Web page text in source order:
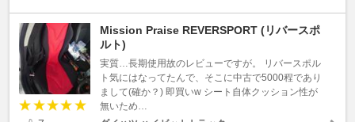
Mission Praise REVERSPORT (リバースポ
ルト)
実質…長期使用故のレビューですが。 リバースポル
ト気にはなってたんで、そこに中古で5000程であり
まして(確か？) 即買いw シート自体クッション性が
無いため…